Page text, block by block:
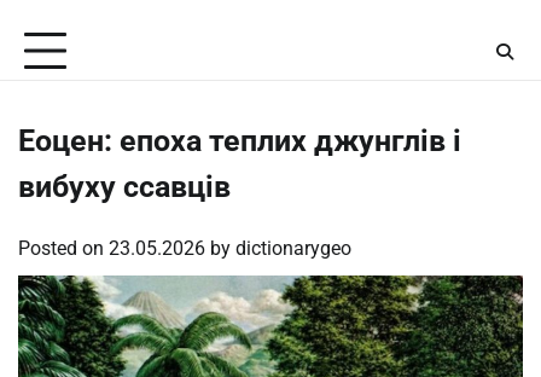
content
Еоцен: епоха теплих джунглів і
вибуху ссавців
Posted on 23.05.2026 by dictionarygeo